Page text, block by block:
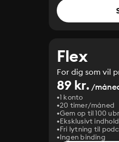
Flex
For dig som vil
89 kr. /
1 konto
20 timer/måned
Gem op til 100
Eksklusivt
Fri lytning til
Ingen binding